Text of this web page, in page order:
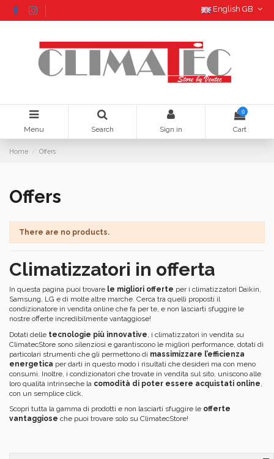
English GB
Menu Search Sign in
0
Cart
Home Offers
Offers
There are no products.
Climatizzatori in offerta
In questa pagina puoi trovare le migliori offerte per i climatizzatori Daikin,
Samsung, LG e di molte altre marche. Cerca tra quelli proposti il
condizionatore in vendita online che fa per te, e non lasciarti sfuggire le
nostre offerte incredibilmente vantaggiose!
Dotati delle tecnologie più innovative , i climatizzatori in vendita su
ClimatecStore sono silenziosi e garantiscono le migliori performance, dotati di
particolari strumenti che gli permettono di massimizzare l’efficienza
energetica per darti in questo modo i risultati che desideri ma con meno
consumi. Inoltre, i condizionatori che trovate in vendita sul sito, uniscono alle
loro qualità intrinseche la comodità di poter essere acquistati online
con un semplice click.
Scopri tutta la gamma di prodotti e non lasciarti sfuggire le offerte
vantaggiose che puoi trovare solo su ClimatecStore!